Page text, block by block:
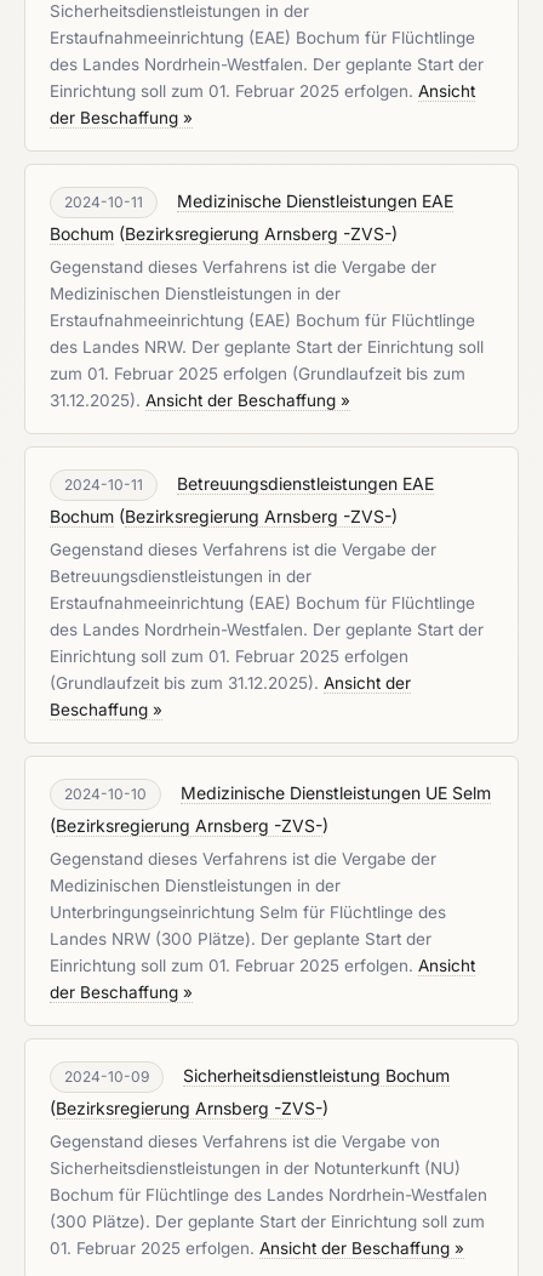
Sicherheitsdienstleistungen in der
Erstaufnahmeeinrichtung (EAE) Bochum für Flüchtlinge
des Landes Nordrhein-Westfalen. Der geplante Start der
Einrichtung soll zum 01. Februar 2025 erfolgen. Ansicht
der Beschaffung »
2024-10-11
Medizinische Dienstleistungen EAE
Bochum (Bezirksregierung Arnsberg -ZVS-)
Gegenstand dieses Verfahrens ist die Vergabe der
Medizinischen Dienstleistungen in der
Erstaufnahmeeinrichtung (EAE) Bochum für Flüchtlinge
des Landes NRW. Der geplante Start der Einrichtung soll
zum 01. Februar 2025 erfolgen (Grundlaufzeit bis zum
31.12.2025). Ansicht der Beschaffung »
2024-10-11
Betreuungsdienstleistungen EAE
Bochum (Bezirksregierung Arnsberg -ZVS-)
Gegenstand dieses Verfahrens ist die Vergabe der
Betreuungsdienstleistungen in der
Erstaufnahmeeinrichtung (EAE) Bochum für Flüchtlinge
des Landes Nordrhein-Westfalen. Der geplante Start der
Einrichtung soll zum 01. Februar 2025 erfolgen
(Grundlaufzeit bis zum 31.12.2025). Ansicht der
Beschaffung »
2024-10-10
Medizinische Dienstleistungen UE Selm
(Bezirksregierung Arnsberg -ZVS-)
Gegenstand dieses Verfahrens ist die Vergabe der
Medizinischen Dienstleistungen in der
Unterbringungseinrichtung Selm für Flüchtlinge des
Landes NRW (300 Plätze). Der geplante Start der
Einrichtung soll zum 01. Februar 2025 erfolgen. Ansicht
der Beschaffung »
2024-10-09
Sicherheitsdienstleistung Bochum
(Bezirksregierung Arnsberg -ZVS-)
Gegenstand dieses Verfahrens ist die Vergabe von
Sicherheitsdienstleistungen in der Notunterkunft (NU)
Bochum für Flüchtlinge des Landes Nordrhein-Westfalen
(300 Plätze). Der geplante Start der Einrichtung soll zum
01. Februar 2025 erfolgen. Ansicht der Beschaffung »